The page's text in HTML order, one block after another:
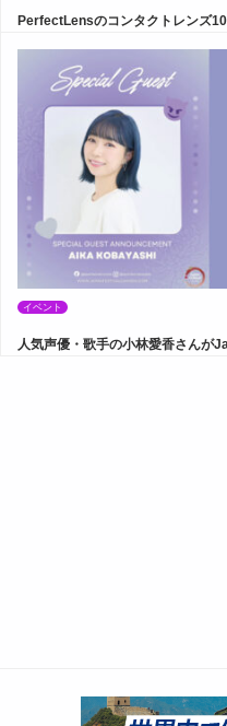
PerfectLensのコンタクトレンズ
イベント
人気声優・歌手の小林愛香さんが